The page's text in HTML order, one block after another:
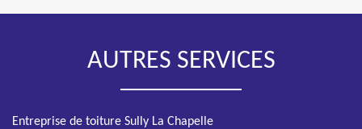
AUTRES SERVICES
Entreprise de toiture Sully La Chapelle